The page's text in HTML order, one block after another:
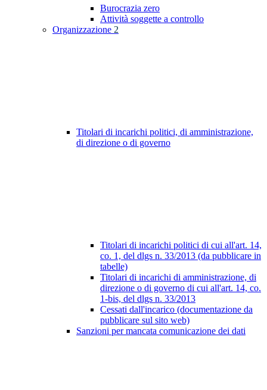
Burocrazia zero
Attività soggette a controllo
Organizzazione 2
Titolari di incarichi politici, di amministrazione,
di direzione o di governo
Titolari di incarichi politici di cui all'art. 14,
co. 1, del dlgs n. 33/2013 (da pubblicare in
tabelle)
Titolari di incarichi di amministrazione, di
direzione o di governo di cui all'art. 14, co.
1-bis, del dlgs n. 33/2013
Cessati dall'incarico (documentazione da
pubblicare sul sito web)
Sanzioni per mancata comunicazione dei dati